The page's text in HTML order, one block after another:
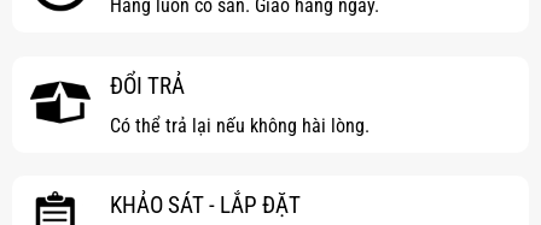
Hàng luôn có sẵn. Giao hàng ngay.
ĐỔI TRẢ
Có thể trả lại nếu không hài lòng.
KHẢO SÁT - LẮP ĐẶT